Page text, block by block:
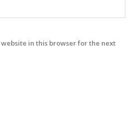
in this browser for the next